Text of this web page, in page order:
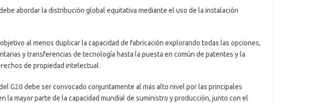
abordar la distribución global equitativa mediante el uso de la instalación
al menos duplicar la capacidad de fabricación explorando todas las opciones,
y transferencias de tecnología hasta la puesta en común de patentes y la
de propiedad intelectual.
G20 debe ser convocado conjuntamente al más alto nivel por las principales
la mayor parte de la capacidad mundial de suministro y producción, junto con el